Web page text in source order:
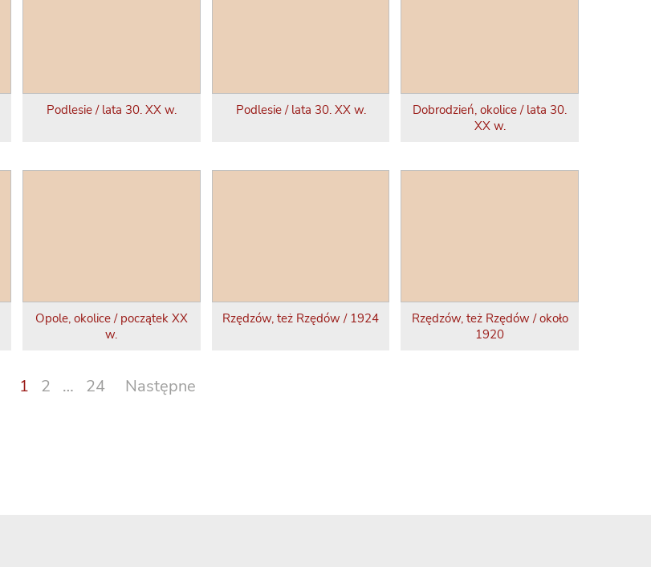
Podlesie / lata 30. XX w. Podlesie / lata 30. XX w.
Dobrodzień, okolice / lata 30.
XX w.
Opole, okolice / początek XX
w.
Rzędzów, też Rzędów / 1924
Rzędzów, też Rzędów / około
1920
Stronicowanie
1 2 … 24 Następne